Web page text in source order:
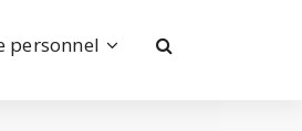
personnel